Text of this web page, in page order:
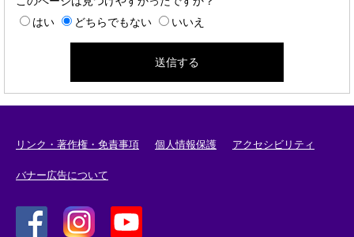
はい
どちらでもない いいえ
リンク・著作権・免責事項 個人情報保護 アクセシビリティ
バナー広告について